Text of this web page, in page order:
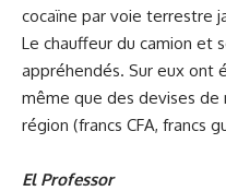
cocaïne par voie terrestre
Le chauffeur du camion et
appréhendés. Sur eux ont
même que des devises de
région (francs CFA, francs
El Professor